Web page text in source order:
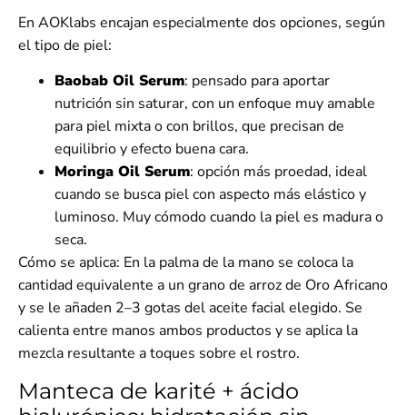
En AOKlabs encajan especialmente dos opciones, según
el tipo de piel:
Baobab Oil Serum: pensado para aportar
nutrición sin saturar, con un enfoque muy amable
para piel mixta o con brillos, que precisan de
equilibrio y efecto buena cara.
Moringa Oil Serum: opción más proedad, ideal
cuando se busca piel con aspecto más elástico y
luminoso. Muy cómodo cuando la piel es madura o
seca.
Cómo se aplica: En la palma de la mano se coloca la
cantidad equivalente a un grano de arroz de Oro Africano
y se le añaden 2–3 gotas del aceite facial elegido. Se
calienta entre manos ambos productos y se aplica la
mezcla resultante a toques sobre el rostro.
Manteca de karité + ácido